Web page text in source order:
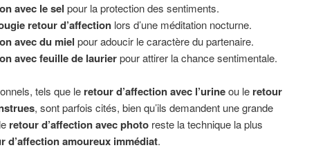
avec le sel pour la protection des sentiments.
retour d’affectionlors d’une méditation nocturne.
avec du miel pour adoucir le caractère du partenaire.
avec feuille de laurierpour attirer la chance sentimentale.
tels que le retour d’affection avec l’urineou le retour
, sont parfois cités, bien qu’ils demandent une grande
retour d’affection avec photo reste la technique la plus
d’affection amoureux immédiat.